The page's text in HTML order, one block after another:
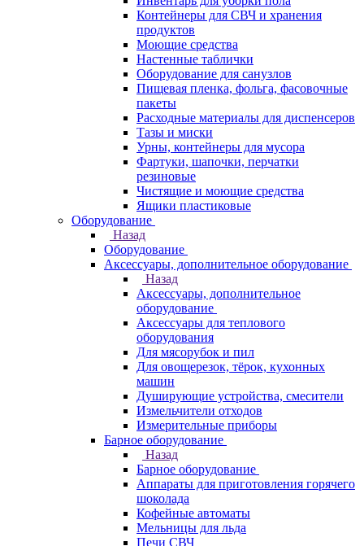
Контейнеры для СВЧ и хранения
продуктов
Моющие средства
Настенные таблички
Оборудование для санузлов
Пищевая пленка, фольга, фасовочные
пакеты
Расходные материалы для диспенсеров
Тазы и миски
Урны, контейнеры для мусора
Фартуки, шапочки, перчатки
резиновые
Чистящие и моющие средства
Ящики пластиковые
Оборудование
Назад
Оборудование
Аксессуары, дополнительное оборудование
Назад
Аксессуары, дополнительное
оборудование
Аксессуары для теплового
оборудования
Для мясорубок и пил
Для овощерезок, тёрок, кухонных
машин
Душирующие устройства, смесители
Измельчители отходов
Измерительные приборы
Барное оборудование
Назад
Барное оборудование
Аппараты для приготовления горячего
шоколада
Кофейные автоматы
Мельницы для льда
Печи СВЧ